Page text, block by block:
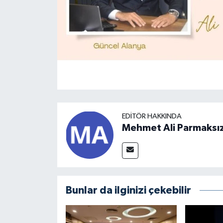
EDITÖR HAKKINDA
Mehmet Ali
Bunlar da ilginizi çekebilir